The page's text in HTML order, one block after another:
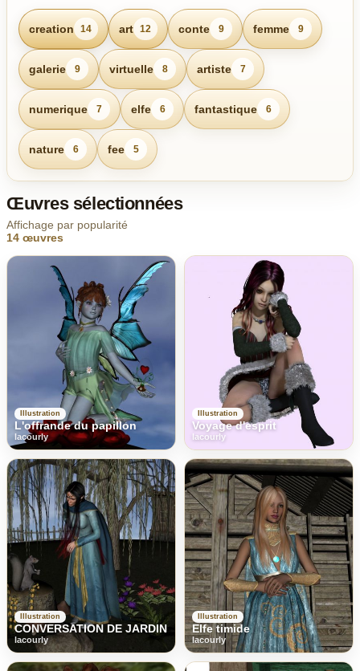
creation 14 art 12 conte 9 femme 9
galerie 9 virtuelle 8 artiste 7
numerique 7 elfe 6 fantastique 6
nature 6 fee 5
Œuvres sélectionnées
Affichage par popularité
14 œuvres
Illustration
L'offrande du papillon
lacourly
Illustration
Voyage d'esprit
lacourly
Illustration
CONVERSATION DE JARDIN
lacourly
Illustration
Elfe timide
lacourly